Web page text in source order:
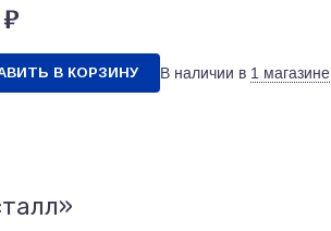
В КОРЗИНУ В наличии в 1 магазине